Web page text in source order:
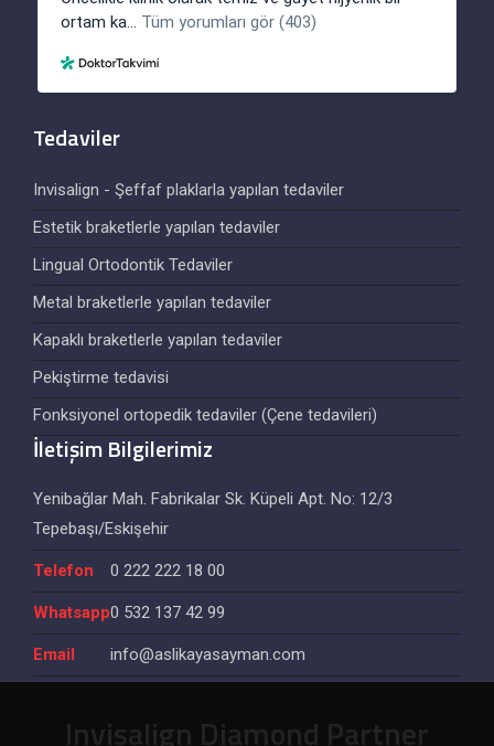
Tedaviler
Invisalign - Şeffaf plaklarla yapılan tedaviler
Estetik braketlerle yapılan tedaviler
Lingual Ortodontik Tedaviler
Metal braketlerle yapılan tedaviler
Kapaklı braketlerle yapılan tedaviler
Pekiştirme tedavisi
Fonksiyonel ortopedik tedaviler (Çene tedavileri)
İletişim Bilgilerimiz
Yenibağlar Mah. Fabrikalar Sk. Küpeli Apt. No: 12/3
Tepebaşı/Eskişehir
Telefon 0 222 222 18 00
Whatsapp0 532 137 42 99
Email info@aslikayasayman.com
Invisalign Diamond Partner